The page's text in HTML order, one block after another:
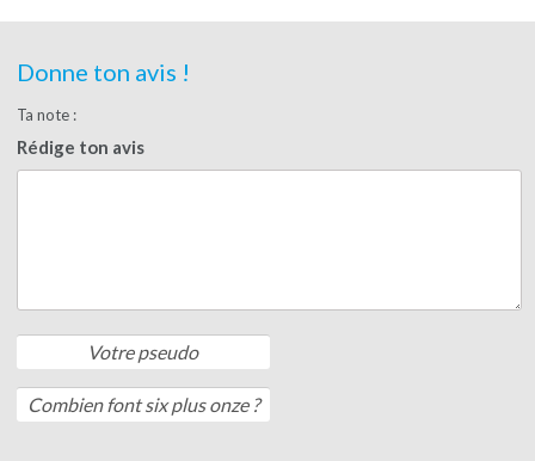
Donne ton avis !
Ta note :
Rédige ton avis